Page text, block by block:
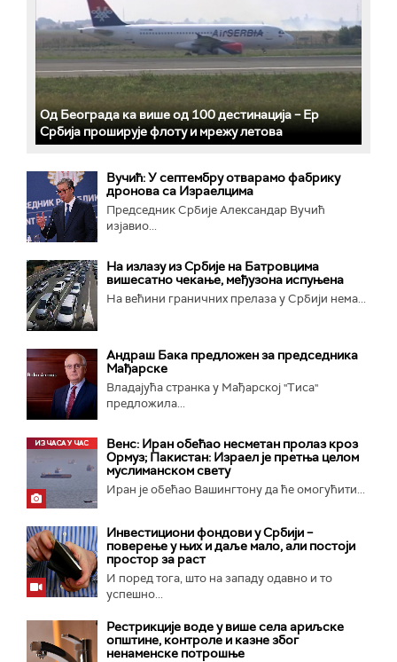
Од Београда ка више од 100 дестинација – Ер
Србија проширује флоту и мрежу летова
Вучић: У септембру отварамо фабрику
дронова са Израелцима
Председник Србије Александар Вучић
изјавио...
На излазу из Србије на Батровцима
вишесатно чекање, међузона испуњена
На већини граничних прелаза у Србији нема...
Андраш Бакa предложен за председника
Мађарске
Владајућа странка у Мађарској "Тиса"
предложила...
Венс: Иран обећао несметан пролаз кроз
Ормуз; Пакистан: Израел је претња целом
муслиманском свету
Иран је обећао Вашингтону да ће омогућити...
Инвестициони фондови у Србији –
поверење у њих и даље мало, али постоји
простор за раст
И поред тога, што на западу одавно и то
успешно...
Рестрикције воде у више села ариљске
општине, контроле и казне због
ненаменске потрошње